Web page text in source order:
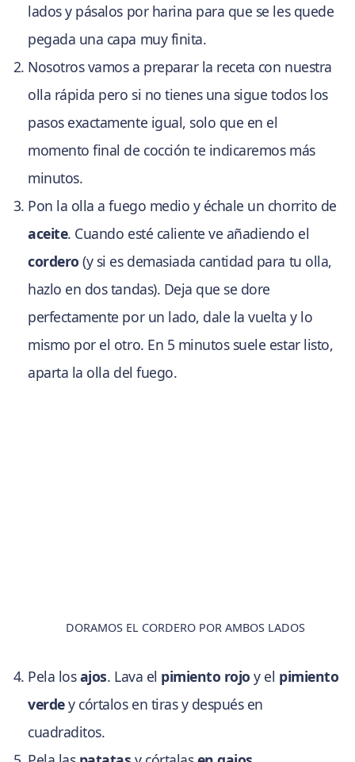
lados y pásalos por harina para que se les quede
pegada una capa muy finita.
Nosotros vamos a preparar la receta con nuestra
olla rápida pero si no tienes una sigue todos los
pasos exactamente igual, solo que en el
momento final de cocción te indicaremos más
minutos.
Pon la olla a fuego medio y échale un chorrito de
aceite. Cuando esté caliente ve añadiendo el
cordero (y si es demasiada cantidad para tu olla,
hazlo en dos tandas). Deja que se dore
perfectamente por un lado, dale la vuelta y lo
mismo por el otro. En 5 minutos suele estar listo,
aparta la olla del fuego.
DORAMOS EL CORDERO POR AMBOS LADOS
Pela losajos. Lava el pimiento rojo y el pimiento
verdey córtalos en tiras y después en
cuadraditos.